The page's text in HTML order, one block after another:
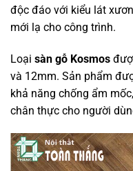
độc đáo với kiểu lát
mới lạ cho công trình.
Loại sàn gỗ Kosmos
và 12mm. Sản phẩm
khả năng chống ẩm
chân thực cho người